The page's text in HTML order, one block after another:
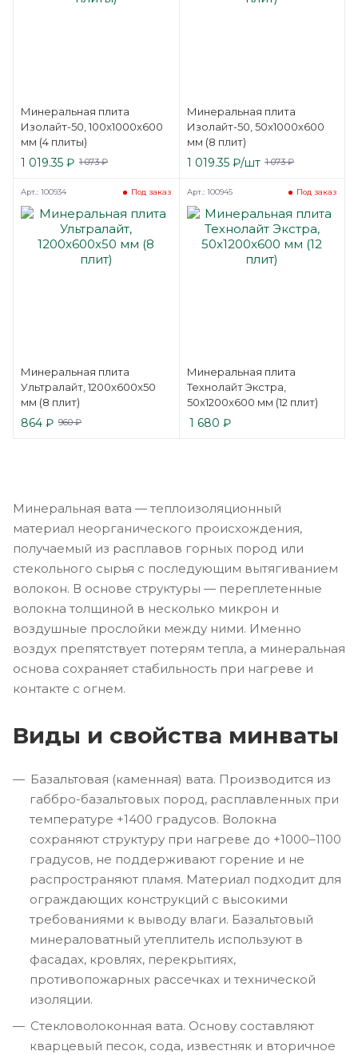
Минеральная плита
Изолайт-50, 100x1000x600
мм (4 плиты)
1 019.35 ₽ 1 073₽
Минеральная плита
Изолайт-50, 50x1000x600
мм (8 плит)
1 019.35₽/шт 1 073₽
Минеральная плита
Ультралайт, 1200x600x50
мм (8 плит)
Под заказ
Арт.: 100934
864 ₽ 960₽
Минеральная плита
Технолайт Экстра,
50x1200x600 мм (12 плит)
Под заказ
Арт.: 100945
1 680 ₽
Минеральная вата — теплоизоляционный
материал неорганического происхождения,
получаемый из расплавов горных пород или
стекольного сырья с последующим вытягиванием
волокон. В основе структуры — переплетенные
волокна толщиной в несколько микрон и
воздушные прослойки между ними. Именно
воздух препятствует потерям тепла, а минеральная
основа сохраняет стабильность при нагреве и
контакте с огнем.
Виды и свойства минваты
Базальтовая (каменная) вата. Производится из
габбро-базальтовых пород, расплавленных при
температуре +1400 градусов. Волокна
сохраняют структуру при нагреве до +1000–1100
градусов, не поддерживают горение и не
распространяют пламя. Материал подходит для
ограждающих конструкций с высокими
требованиями к выводу влаги. Базальтовый
минераловатный утеплитель используют в
фасадах, кровлях, перекрытиях,
противопожарных рассечках и технической
изоляции.
Стекловолоконная вата. Основу составляют
кварцевый песок, сода, известняк и вторичное